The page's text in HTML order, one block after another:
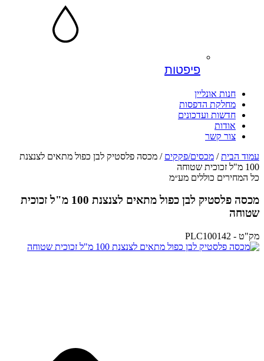
פיפטות
חנות אונליין
מחלקת הדפסות
חדשות ועדכונים
אודות
צור קשר
עמוד הבית/ מכסים/פקקים / מכסה פלסטיק לבן כפול מתאים לצנצנת
100 מ"ל זכוכית שטוחה
כל המחירים כוללים מע״מ
מכסה פלסטיק לבן כפול מתאים לצנצנת 100 מ"ל זכוכית
שטוחה
מק"ט - PLC100142